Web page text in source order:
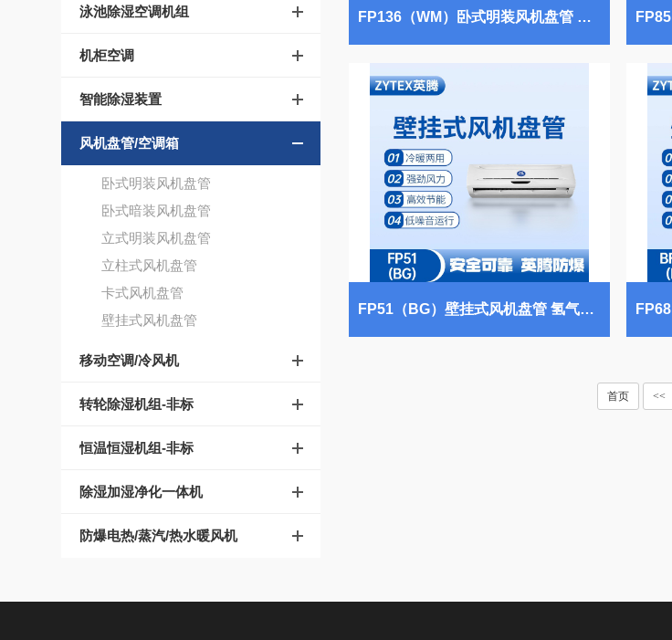
泳池除湿空调机组
机柜空调
智能除湿装置
风机盘管/空调箱
卧式明装风机盘管
卧式暗装风机盘管
立式明装风机盘管
立柱式风机盘管
卡式风机盘管
壁挂式风机盘管
移动空调/冷风机
转轮除湿机组-非标
恒温恒湿机组-非标
除湿加湿净化一体机
防爆电热/蒸汽/热水暖风机
FP136（WM）卧式明装风机盘管 海洋石油平台使用
FP51（BG）壁挂式风机盘管 氢气仓库使用
首页 <<